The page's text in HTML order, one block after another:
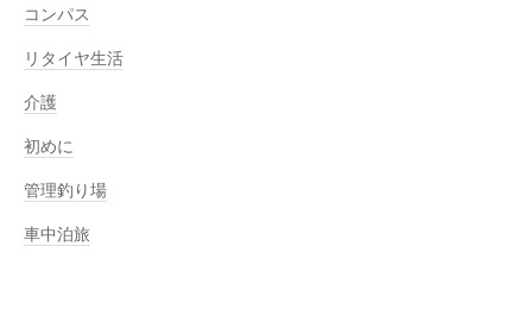
コンパス
リタイヤ生活
介護
初めに
管理釣り場
車中泊旅